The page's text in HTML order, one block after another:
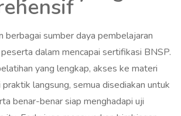
berbagai sumber daya pembelajaran
dalam mencapai sertifikasi BNSP.
yang lengkap, akses ke materi
langsung, semua disediakan untuk
benar-benar siap menghadapi uji